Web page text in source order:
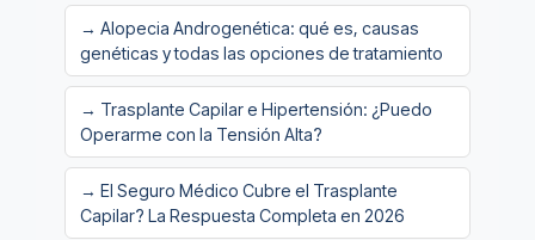
→ Alopecia Androgenética: qué es, causas
genéticas y todas las opciones de tratamiento
→ Trasplante Capilar e Hipertensión: ¿Puedo
Operarme con la Tensión Alta?
→ El Seguro Médico Cubre el Trasplante
Capilar? La Respuesta Completa en 2026